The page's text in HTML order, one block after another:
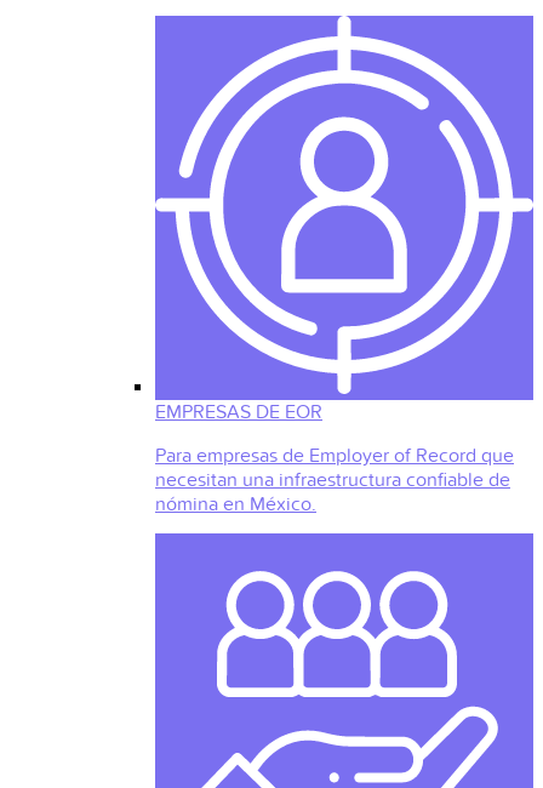
EMPRESAS DE EOR
Para empresas de Employer of Record que
necesitan una infraestructura confiable de
nómina en México.